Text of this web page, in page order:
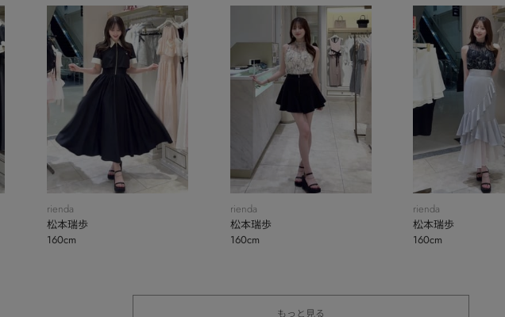
rienda
松本瑞歩
160cm
rienda
松本瑞歩
160cm
rienda
松本瑞歩
160cm
もっと見る